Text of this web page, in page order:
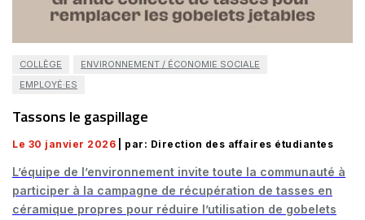
COLLÈGE
ENVIRONNEMENT / ÉCONOMIE SOCIALE
EMPLOYÉ·ES
Tassons le gaspillage
Le 30 janvier 2026 | par: Direction des affaires étudiantes
L’équipe de l’environnement invite toute la communauté à
participer à la campagne de récupération de tasses en
céramique propres pour réduire l’utilisation de gobelets